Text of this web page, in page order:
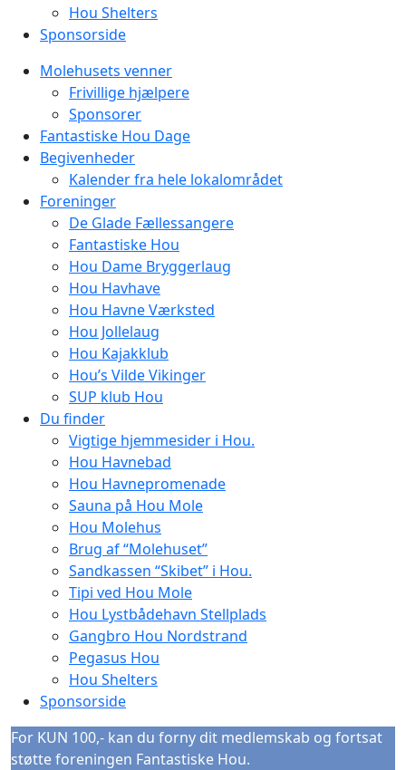
Hou Shelters
Sponsorside
Molehusets venner
Frivillige hjælpere
Sponsorer
Fantastiske Hou Dage
Begivenheder
Kalender fra hele lokalområdet
Foreninger
De Glade Fællessangere
Fantastiske Hou
Hou Dame Bryggerlaug
Hou Havhave
Hou Havne Værksted
Hou Jollelaug
Hou Kajakklub
Hou’s Vilde Vikinger
SUP klub Hou
Du finder
Vigtige hjemmesider i Hou.
Hou Havnebad
Hou Havnepromenade
Sauna på Hou Mole
Hou Molehus
Brug af “Molehuset”
Sandkassen “Skibet” i Hou.
Tipi ved Hou Mole
Hou Lystbådehavn Stellplads
Gangbro Hou Nordstrand
Pegasus Hou
Hou Shelters
Sponsorside
For KUN 100,- kan du forny dit medlemskab og fortsat
støtte foreningen Fantastiske Hou.